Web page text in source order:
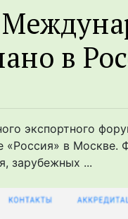
в
экспортного
«Россия» в Москве.
зарубежных ...